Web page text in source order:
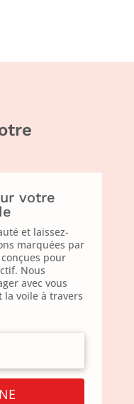
votre
et laissez-
marquées par
pour
Nous
avec vous
voile à travers